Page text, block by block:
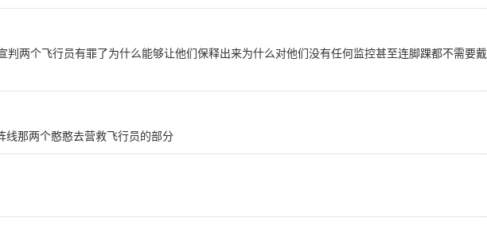
判两个飞行员有罪了为什么能够让他们保释出来为什么对他们没有任何监控甚至连脚踝都不需要
线那两个憨憨去营救飞行员的部分